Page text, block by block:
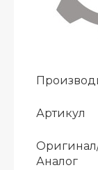
Артикул
Аналог